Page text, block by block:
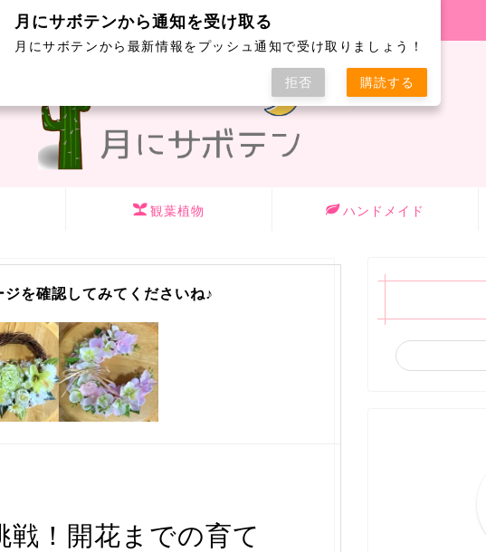
のハンドメイドリースはこちら
観葉植物 ハンドメイド
を確認してみてくださいね♪
戦！開花までの育て
月にサボテンから通知を受け取る
月にサボテンから最新情報をプッシュ通知で受け取りましょう！
拒否 購読する